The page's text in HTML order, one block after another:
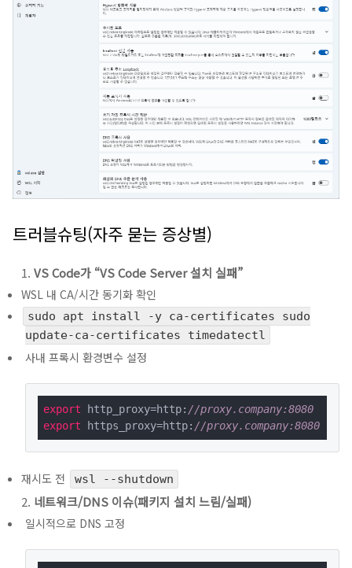
트러블슈팅(자주 묻는 증상별)
VS Code가 “VS Code Server 설치 실패”
WSL 내 CA/시간 동기화 확인
sudo apt install -y ca-certificates sudo
update-ca-certificates timedatectl
사내 프록시 환경변수 설정
export http_proxy=http: //proxy.company:8080
export https_proxy=http: //proxy.company:8080
재시도 전 wsl --shutdown
네트워크/DNS 이슈(패키지 설치 느림/실패)
일시적으로 DNS 고정